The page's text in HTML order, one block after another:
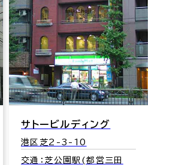
サトービルディング
港区芝2-3-10
交通：芝公園駅(都営三田